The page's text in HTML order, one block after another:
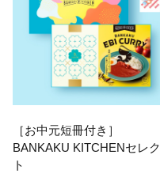
［お中元短冊付き］
BANKAKU KITCHENセレク
ト